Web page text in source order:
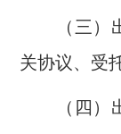
（三）出
关协议、受
（四）出